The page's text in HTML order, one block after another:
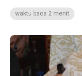
waktu baca 2 menit